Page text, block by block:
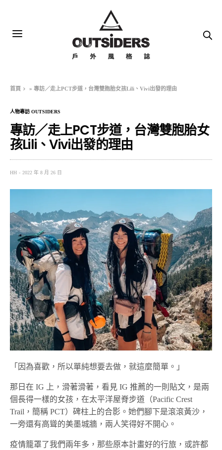
首頁 »專訪／走上PCT步道，台灣雙胞胎女孩Lili、Vivi出發的理由
人物專訪 OUTSIDERS
專訪／走上PCT步道，台灣雙胞胎女
孩Lili、Vivi出發的理由
HH 2022 年 8 月 26 日
「因為喜歡，所以單純想要去做，就這麼簡單。」
那日在 IG 上，滑著滑著，看見 IG 推薦的一則貼文，是兩
個長得一樣的女孩，在太平洋屋脊步道（Pacific Crest
Trail，簡稱 PCT）碑柱上的合影。她們腳下是滾滾黃沙，
一旁還有高聳的美墨城牆，兩人笑得好不開心。
疫情籠罩了我們兩年多，那些原本計畫好的行旅，或許都